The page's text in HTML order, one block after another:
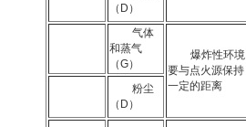
（D）
气体
和蒸气
（G）
爆炸性环境
要与点火源保持
一定的距离
粉尘
（D）